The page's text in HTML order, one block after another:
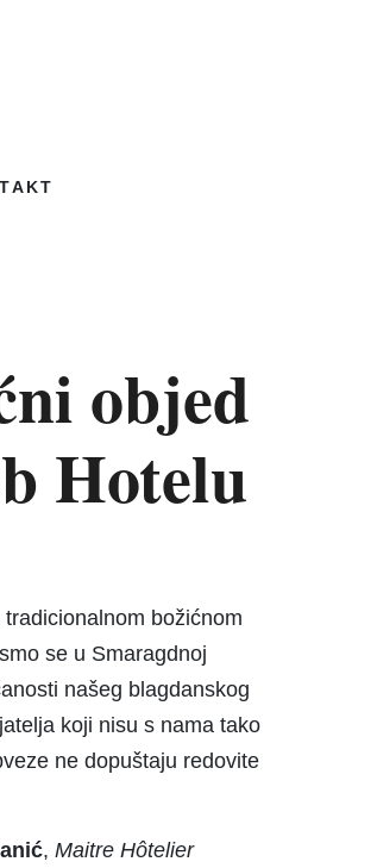
objed
Hotelu
božićnom
se u Smaragdnoj
našeg blagdanskog
koji nisu s nama tako
ne dopuštaju redovite
, Maitre Hôtelier